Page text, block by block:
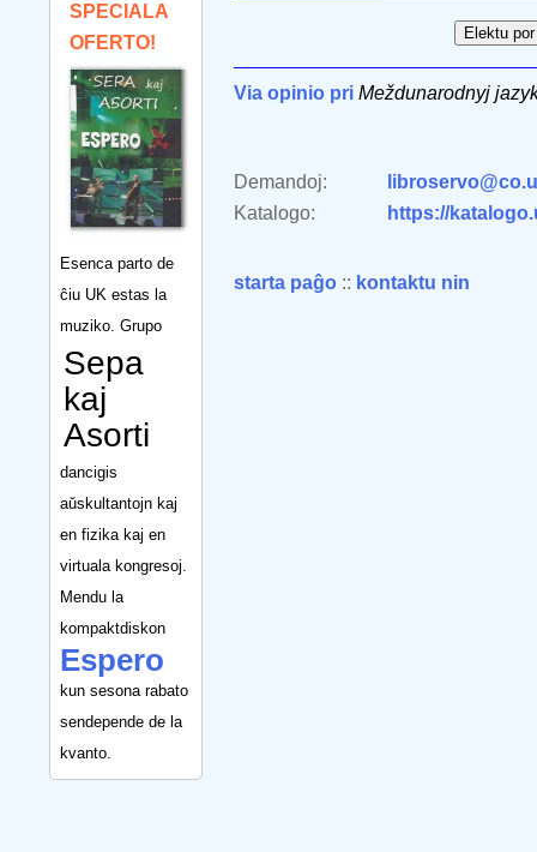
SPECIALA
OFERTO!
Esenca parto de
ĉiu UK estas la
muziko. Grupo
Sepa
kaj
Asorti
dancigis
aŭskultantojn kaj
en fizika kaj en
virtuala kongresoj.
Mendu la
kompaktdiskon
Espero
kun sesona rabato
sendepende de la
kvanto.
Via opinio pri Meždunarodnyj
Demandoj:
Katalogo:
https://
starta paĝo :: kontaktu nin